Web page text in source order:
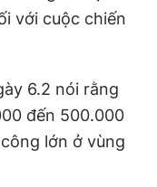
với cuộc chiến
6.2 nói rằng
đến 500.000
lớn ở vùng